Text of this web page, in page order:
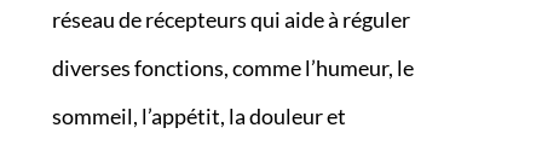
réseau de récepteurs qui aide à réguler
diverses fonctions, comme l’humeur, le
sommeil, l’appétit, la douleur et